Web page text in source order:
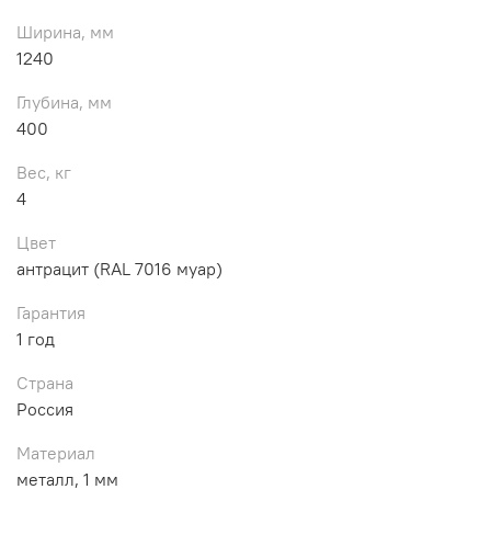
Ширина, мм
1240
Глубина, мм
400
Вес, кг
4
Цвет
антрацит (RAL 7016 муар)
Гарантия
1 год
Страна
Россия
Материал
металл, 1 мм